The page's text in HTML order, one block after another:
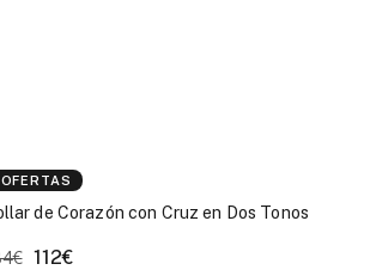
OFERTAS
de Corazón con Cruz en Dos Tonos
112€